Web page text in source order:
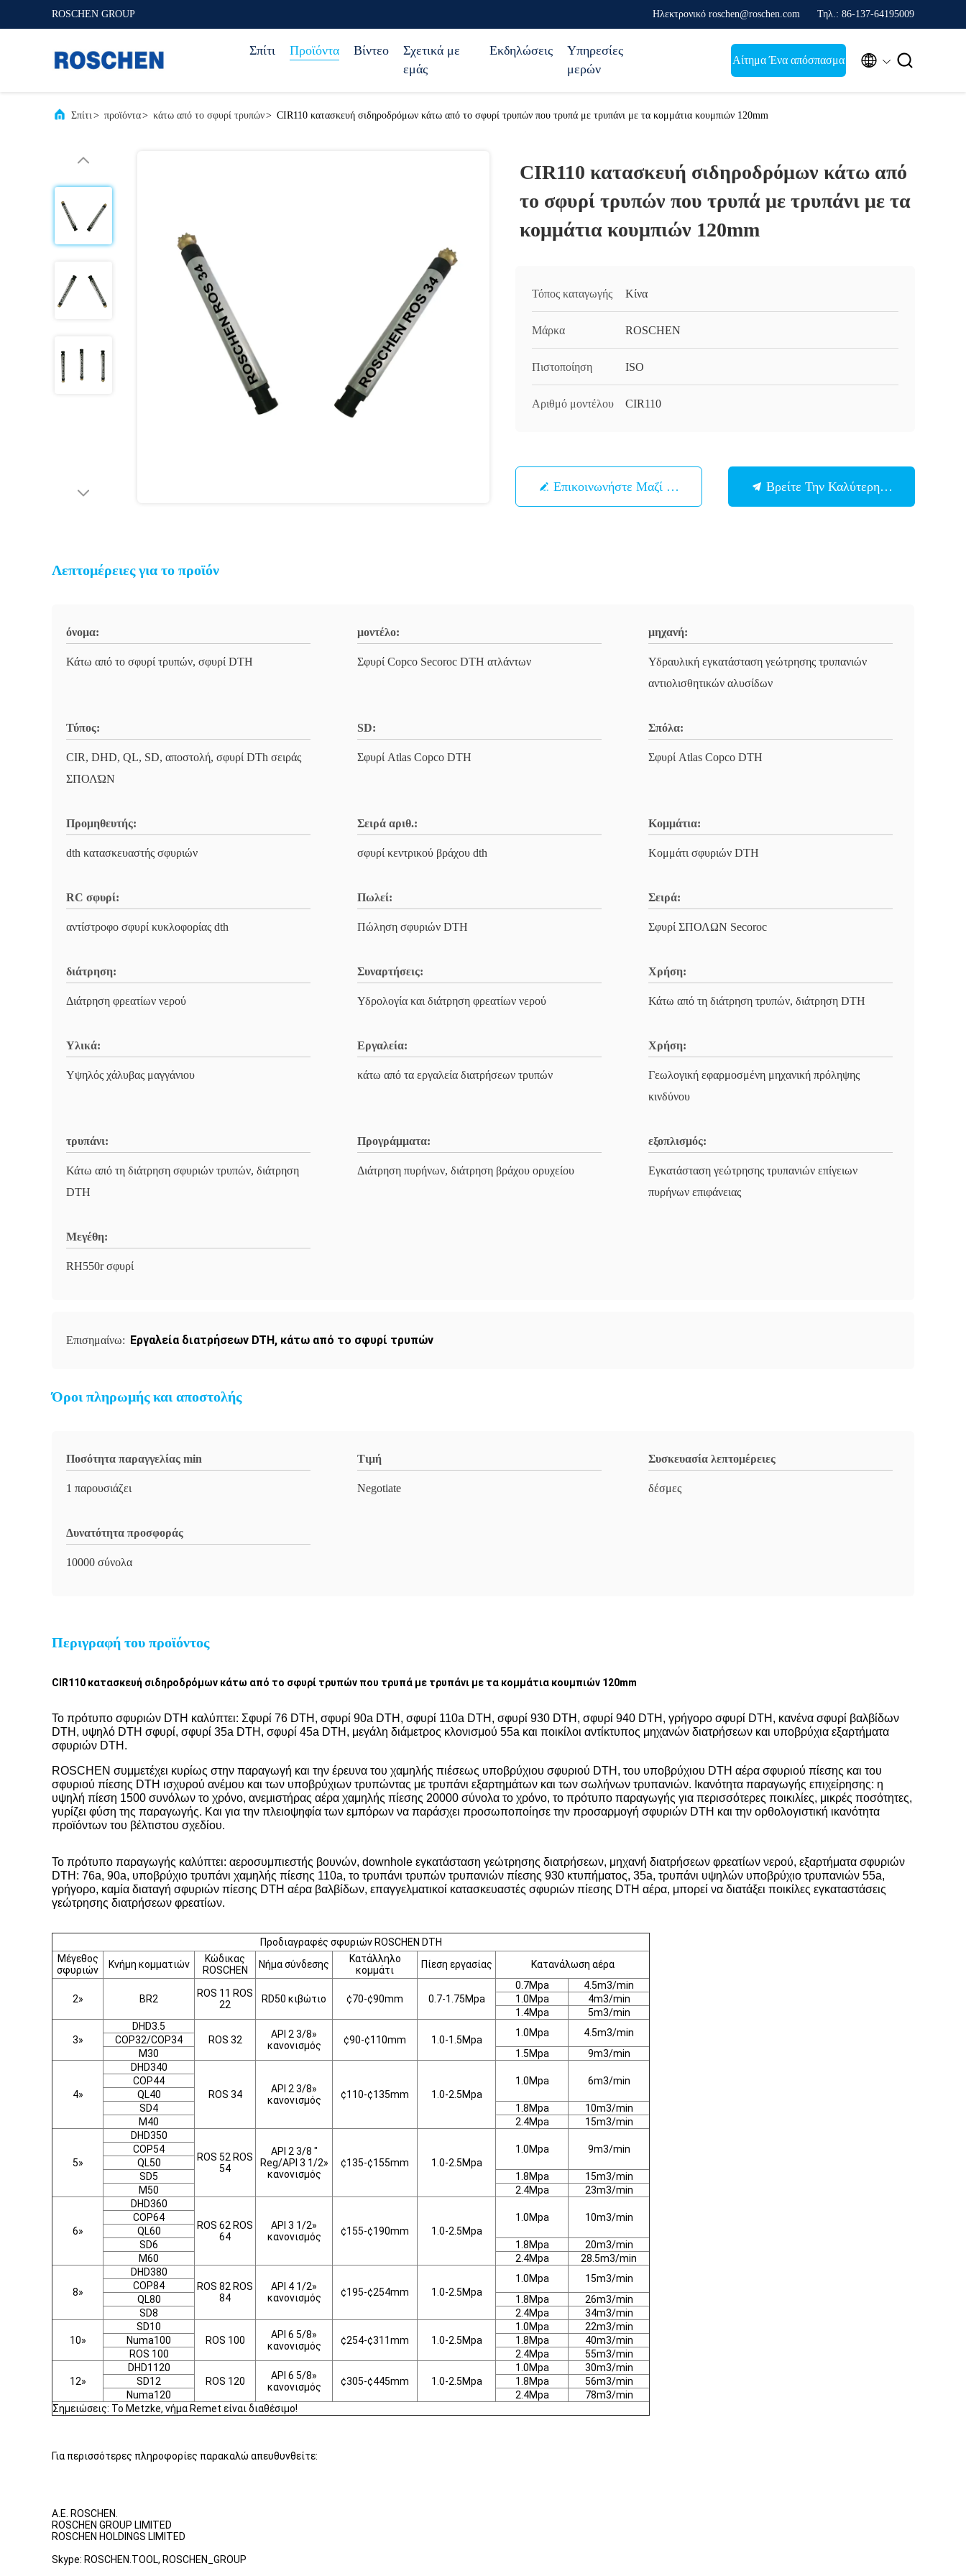
ROSCHEN GROUP Ηλεκτρονικό roschen@roschen.com Τηλ.: 86-137-64195009
Σπίτι Προϊόντα Βίντεο
Σχετικά με
εμάς
Εκδηλώσεις
Υπηρεσίες
μερών
Αίτημα Ένα απόσπασμα  
Σπίτι> προϊόντα> κάτω από το σφυρί τρυπών> CIR110 κατασκευή σιδηροδρόμων κάτω από το σφυρί τρυπών που τρυπά με τρυπάνι με τα κομμάτια κουμπιών 120mm
CIR110 κατασκευή σιδηροδρόμων κάτω από
το σφυρί τρυπών που τρυπά με τρυπάνι με τα
κομμάτια κουμπιών 120mm
Τόπος καταγωγής Κίνα
Μάρκα ROSCHEN
Πιστοποίηση ISO
Αριθμό μοντέλου CIR110
Επικοινωνήστε Μαζί Μας Βρείτε Την Καλύτερη Τιμή
Λεπτομέρειες για το προϊόν
όνομα:
Κάτω από το σφυρί τρυπών, σφυρί DTH
μοντέλο:
Σφυρί Copco Secoroc DTH ατλάντων
μηχανή:
Υδραυλική εγκατάσταση γεώτρησης τρυπανιών
αντιολισθητικών αλυσίδων
Τύπος:
CIR, DHD, QL, SD, αποστολή, σφυρί DTh σειράς
ΣΠΟΛΏΝ
SD:
Σφυρί Atlas Copco DTH
Σπόλα:
Σφυρί Atlas Copco DTH
Προμηθευτής:
dth κατασκευαστής σφυριών
Σειρά αριθ.:
σφυρί κεντρικού βράχου dth
Κομμάτια:
Κομμάτι σφυριών DTH
RC σφυρί:
αντίστροφο σφυρί κυκλοφορίας dth
Πωλεί:
Πώληση σφυριών DTH
Σειρά:
Σφυρί ΣΠΟΛΩΝ Secoroc
διάτρηση:
Διάτρηση φρεατίων νερού
Συναρτήσεις:
Υδρολογία και διάτρηση φρεατίων νερού
Χρήση:
Κάτω από τη διάτρηση τρυπών, διάτρηση DTH
Υλικά:
Υψηλός χάλυβας μαγγάνιου
Εργαλεία:
κάτω από τα εργαλεία διατρήσεων τρυπών
Χρήση:
Γεωλογική εφαρμοσμένη μηχανική πρόληψης
κινδύνου
τρυπάνι:
Κάτω από τη διάτρηση σφυριών τρυπών, διάτρηση
DTH
Προγράμματα:
Διάτρηση πυρήνων, διάτρηση βράχου ορυχείου
εξοπλισμός:
Εγκατάσταση γεώτρησης τρυπανιών επίγειων
πυρήνων επιφάνειας
Μεγέθη:
RH550r σφυρί
Επισημαίνω: Εργαλεία διατρήσεων DTH, κάτω από το σφυρί τρυπών
Όροι πληρωμής και αποστολής
Ποσότητα παραγγελίας min
1 παρουσιάζει
Τιμή
Negotiate
Συσκευασία λεπτομέρειες
δέσμες
Δυνατότητα προσφοράς
10000 σύνολα
Περιγραφή του προϊόντος
CIR110 κατασκευή σιδηροδρόμων κάτω από το σφυρί τρυπών που τρυπά με τρυπάνι με τα κομμάτια κουμπιών 120mm
Το πρότυπο σφυριών DTH καλύπτει: Σφυρί 76 DTH, σφυρί 90a DTH, σφυρί 110a DTH, σφυρί 930 DTH, σφυρί 940 DTH, γρήγορο σφυρί DTH, κανένα σφυρί βαλβίδων
DTH, υψηλό DTH σφυρί, σφυρί 35a DTH, σφυρί 45a DTH, μεγάλη διάμετρος κλονισμού 55a και ποικίλοι αντίκτυπος μηχανών διατρήσεων και υποβρύχια εξαρτήματα
σφυριών DTH.
ROSCHEN συμμετέχει κυρίως στην παραγωγή και την έρευνα του χαμηλής πιέσεως υποβρύχιου σφυριού DTH, του υποβρύχιου DTH αέρα σφυριού πίεσης και του
σφυριού πίεσης DTH ισχυρού ανέμου και των υποβρύχιων τρυπώντας με τρυπάνι εξαρτημάτων και των σωλήνων τρυπανιών. Ικανότητα παραγωγής επιχείρησης: η
υψηλή πίεση 1500 συνόλων το χρόνο, ανεμιστήρας αέρα χαμηλής πίεσης 20000 σύνολα το χρόνο, το πρότυπο παραγωγής για περισσότερες ποικιλίες, μικρές ποσότητες,
γυρίζει φύση της παραγωγής. Και για την πλειοψηφία των εμπόρων να παράσχει προσωποποίησε την προσαρμογή σφυριών DTH και την ορθολογιστική ικανότητα
προϊόντων του βέλτιστου σχεδίου.
Το πρότυπο παραγωγής καλύπτει: αεροσυμπιεστής βουνών, downhole εγκατάσταση γεώτρησης διατρήσεων, μηχανή διατρήσεων φρεατίων νερού, εξαρτήματα σφυριών
DTH: 76a, 90a, υποβρύχιο τρυπάνι χαμηλής πίεσης 110a, το τρυπάνι τρυπών τρυπανιών πίεσης 930 κτυπήματος, 35a, τρυπάνι υψηλών υποβρύχιο τρυπανιών 55a,
γρήγορο, καμία διαταγή σφυριών πίεσης DTH αέρα βαλβίδων, επαγγελματικοί κατασκευαστές σφυριών πίεσης DTH αέρα, μπορεί να διατάξει ποικίλες εγκαταστάσεις
γεώτρησης διατρήσεων φρεατίων.
Προδιαγραφές σφυριών ROSCHEN DTH
Μέγεθος
σφυριών
Κνήμη κομματιών
Κώδικας
ROSCHEN
Νήμα σύνδεσης
Κατάλληλο
κομμάτι
Πίεση εργασίας Κατανάλωση αέρα
2» BR2
ROS 11 ROS
22
RD50 κιβώτιο ¢70-¢90mm 0.7-1.75Mpa
0.7Mpa
4.5m3/min
1.0Mpa
4m3/min
1.4Mpa
5m3/min
3»
DHD3.5
ROS 32
API 2 3/8»
κανονισμός
¢90-¢110mm 1.0-1.5Mpa
1.0Mpa 4.5m3/min
COP32/COP34
M30
1.5Mpa 9m3/min
4»
DHD340
ROS 34
API 2 3/8»
κανονισμός
¢110-¢135mm 1.0-2.5Mpa
1.0Mpa 6m3/min
COP44
QL40
SD4
1.8Mpa
10m3/min
M40
2.4Mpa 15m3/min
5»
DHD350
ROS 52 ROS
54
API 2 3/8 "
Reg/API 3 1/2»
κανονισμός
¢135-¢155mm 1.0-2.5Mpa
1.0Mpa 9m3/min
COP54
QL50
SD5
1.8Mpa
15m3/min
M50
2.4Mpa 23m3/min
6»
DHD360
ROS 62 ROS
64
API 3 1/2»
κανονισμός
¢155-¢190mm 1.0-2.5Mpa
1.0Mpa 10m3/min
COP64
QL60
SD6
1.8Mpa
20m3/min
M60
2.4Mpa 28.5m3/min
8»
DHD380
ROS 82 ROS
84
API 4 1/2»
κανονισμός
¢195-¢254mm 1.0-2.5Mpa
1.0Mpa 15m3/min
COP84
QL80
1.8Mpa
26m3/min
SD8
2.4Mpa 34m3/min
10»
SD10
ROS 100
API 6 5/8»
κανονισμός
¢254-¢311mm 1.0-2.5Mpa
1.0Mpa
22m3/min
Numa100
1.8Mpa
40m3/min
ROS 100
2.4Mpa 55m3/min
12»
DHD1120
ROS 120
API 6 5/8»
κανονισμός
¢305-¢445mm 1.0-2.5Mpa
1.0Mpa
30m3/min
SD12
1.8Mpa
56m3/min
Numa120
2.4Mpa
78m3/min
Σημειώσεις: Το Metzke, νήμα Remet είναι διαθέσιμο!
Για περισσότερες πληροφορίες παρακαλώ απευθυνθείτε:
Α.Ε. ROSCHEN.
ROSCHEN GROUP LIMITED
ROSCHEN HOLDINGS LIMITED
Skype: ROSCHEN.TOOL, ROSCHEN_GROUP